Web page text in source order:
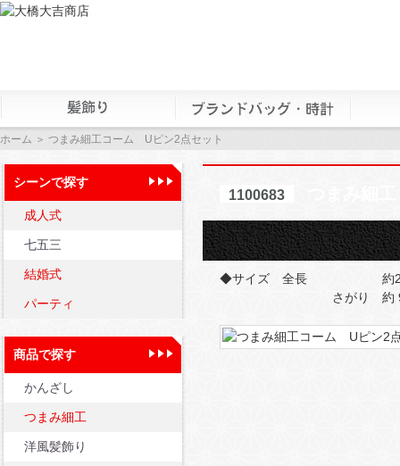
ホーム ＞ つまみ細工コーム Uピン2点セット
1100683
◆サイズ 全長
さがり 約
シーンで探す
成人式
七五三
結婚式
パーティ
商品で探す
かんざし
つまみ細工
洋風髪飾り